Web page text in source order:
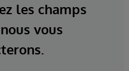
les champs
vous